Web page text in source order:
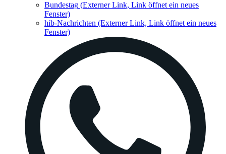
Bundestag (Externer Link, Link öffnet ein neues
Fenster)
hib-Nachrichten (Externer Link, Link öffnet ein neues
Fenster)